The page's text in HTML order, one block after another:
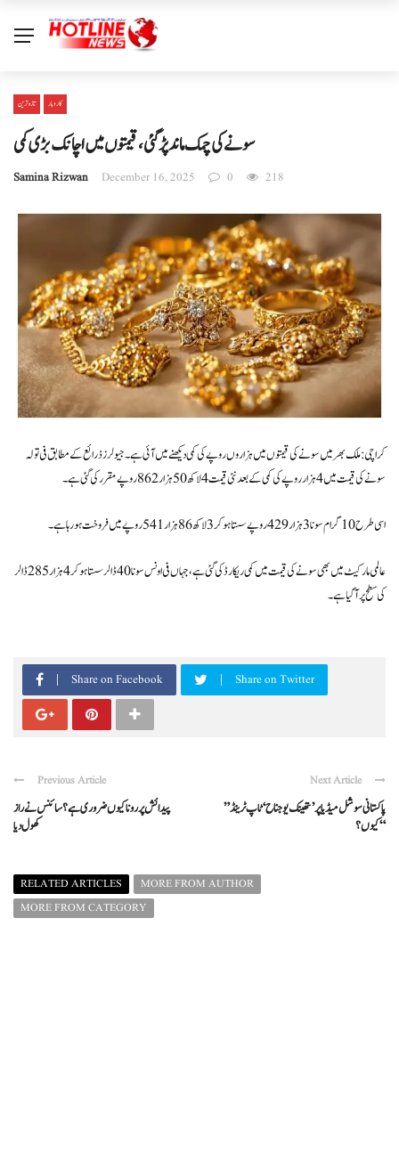
تازہ ترین کاروبار
سونے کی چمک ماند پڑگئی، قیمتوں میں اچانک بڑی کمی
Samina Rizwan December 16, 2025 0 218
کراچی: ملک بھر میں سونے کی قیمتوں میں ہزاروں روپے کی کمی دیکھنے میں آئی ہے۔ جیولرز ذرائع کے مطابق فی تولہ
سونے کی قیمت میں 4 ہزار روپے کی کمی کے بعد نئی قیمت 4 لاکھ 50 ہزار 862 روپے مقرر کی گئی ہے۔
اسی طرح 10 گرام سونا 3 ہزار 429 روپے سستا ہوکر 3 لاکھ 86 ہزار 541 روپے میں فروخت ہورہا ہے۔
عالمی مارکیٹ میں بھی سونے کی قیمت میں کمی ریکارڈ کی گئی ہے، جہاں فی اونس سونا 40 ڈالر سستا ہوکر 4 ہزار 285 ڈالر
کی سطح پر آگیا ہے۔
Share on Facebook Share on Twitter
Previous Article
پیدائش پر رونا کیوں ضروری ہے؟ سائنس نے راز
کھول دیا
Next Article
”پاکستانی سوشل میڈیا پر ’تھینک یو جناح‘ ٹاپ ٹرینڈ
کیوں؟“
RELATED ARTICLES
MORE FROM AUTHOR
MORE FROM CATEGORY